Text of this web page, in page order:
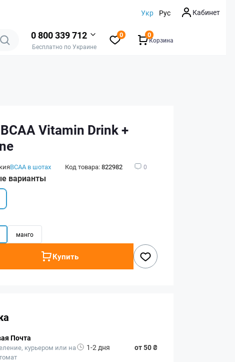
Укр Рус Кабинет
0 800 339 712
Бесплатно по Украине
0
Корзина
0
Vitamin Drink +
BCAA в шотах Код товара:822982 0
варианты
манго
Купить
Почта
курьером или на
1-2 дня от 50 ₴